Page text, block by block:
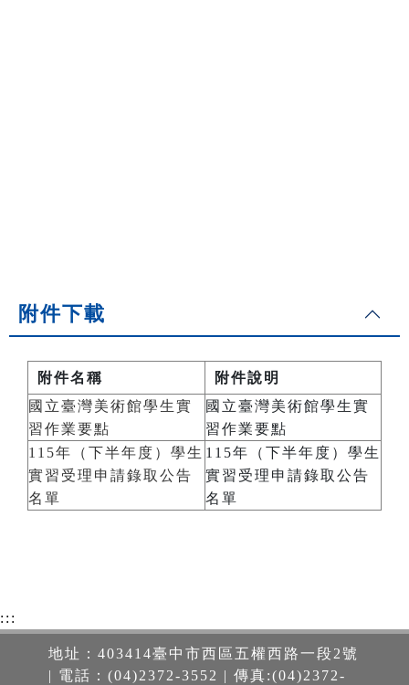
附件下載
附件名稱
附件說明
國立臺灣美術館學生實
習作業要點
國立臺灣美術館學生實
習作業要點
115年（下半年度）學生
實習受理申請錄取公告
名單
115年（下半年度）學生
實習受理申請錄取公告
名單
:::
地址：403414臺中市西區五權西路一段2號
| 電話：(04)2372-3552 | 傳真:(04)2372-